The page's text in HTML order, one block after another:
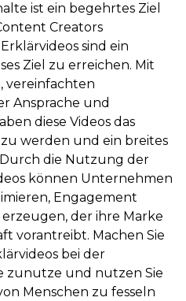
ist ein begehrtes Ziel
Creators
sind ein
Ziel zu erreichen. Mit
vereinfachten
Ansprache und
diese Videos das
werden und ein breites
die Nutzung der
können Unternehmen
Engagement
der ihre Marke
vorantreibt. Machen Sie
bei der
zunutze und nutzen Sie
Menschen zu fesseln